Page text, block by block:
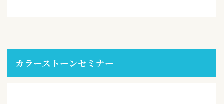
カラーストーンセミナー